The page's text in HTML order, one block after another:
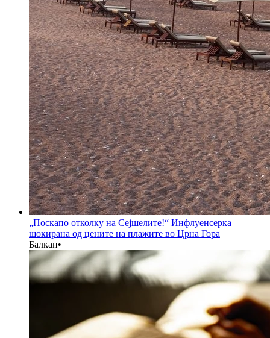
„Поскапо отколку на Сејшелите!“ Инфлуенсерка
шокирана од цените на плажите во Црна Гора
Балкан•